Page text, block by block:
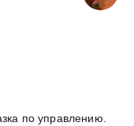
по управлению.